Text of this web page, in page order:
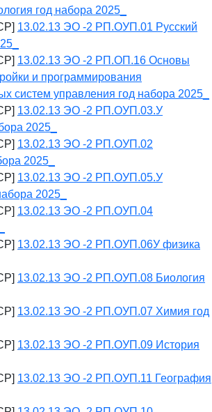
год набора 2025_
13.02.13 ЭО -2 РП.ОУП.01 Русский
13.02.13 ЭО -2 РП.ОП.16 Основы
и программирования
систем управления год набора 2025_
13.02.13 ЭО -2 РП.ОУП.03.У
2025_
13.02.13 ЭО -2 РП.ОУП.02
2025_
13.02.13 ЭО -2 РП.ОУП.05.У
2025_
13.02.13 ЭО -2 РП.ОУП.04
13.02.13 ЭО -2 РП.ОУП.06У физика
13.02.13 ЭО -2 РП.ОУП.08 Биология
13.02.13 ЭО -2 РП.ОУП.07 Химия год
13.02.13 ЭО -2 РП.ОУП.09 История
13.02.13 ЭО -2 РП.ОУП.11 География